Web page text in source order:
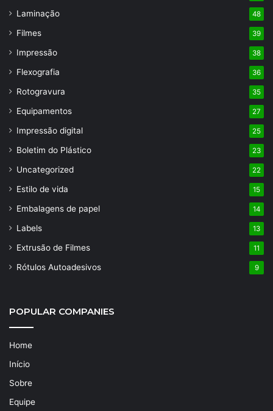
Laminação 48
Filmes 39
Impressão 38
Flexografia 36
Rotogravura 35
Equipamentos 27
Impressão digital 25
Boletim do Plástico 23
Uncategorized 22
Estilo de vida 15
Embalagens de papel 14
Labels 13
Extrusão de Filmes 11
Rótulos Autoadesivos 9
POPULAR COMPANIES
Home
Início
Sobre
Equipe